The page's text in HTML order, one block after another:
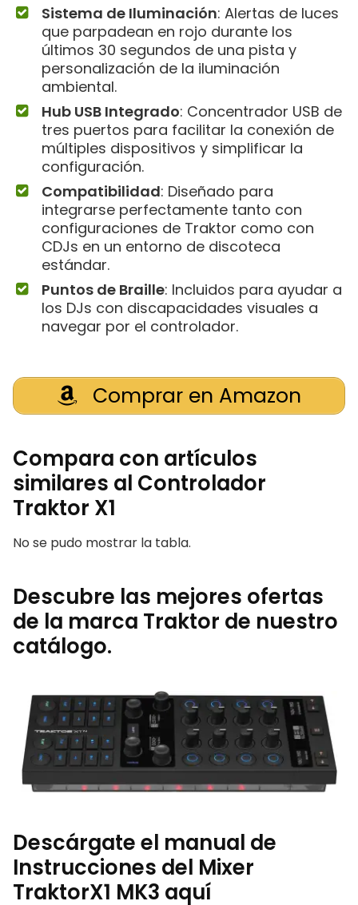
Sistema de Iluminación: Alertas de luces
que parpadean en rojo durante los
últimos 30 segundos de una pista y
personalización de la iluminación
ambiental.
Hub USB Integrado: Concentrador USB de
tres puertos para facilitar la conexión de
múltiples dispositivos y simplificar la
configuración.
Compatibilidad: Diseñado para
integrarse perfectamente tanto con
configuraciones de Traktor como con
CDJs en un entorno de discoteca
estándar.
Puntos de Braille: Incluidos para ayudar a
los DJs con discapacidades visuales a
navegar por el controlador.
Comprar en Amazon
Compara con artículos
similares al Controlador
Traktor X1
No se pudo mostrar la tabla.
Descubre las mejores ofertas
de la marca Traktor de nuestro
catálogo.
Descárgate el manual de
Instrucciones del Mixer
TraktorX1 MK3 aquí